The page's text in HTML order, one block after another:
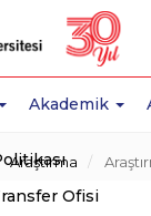
Akademik
Araştırma
Ofisi